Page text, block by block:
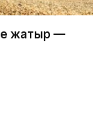
жатыр —